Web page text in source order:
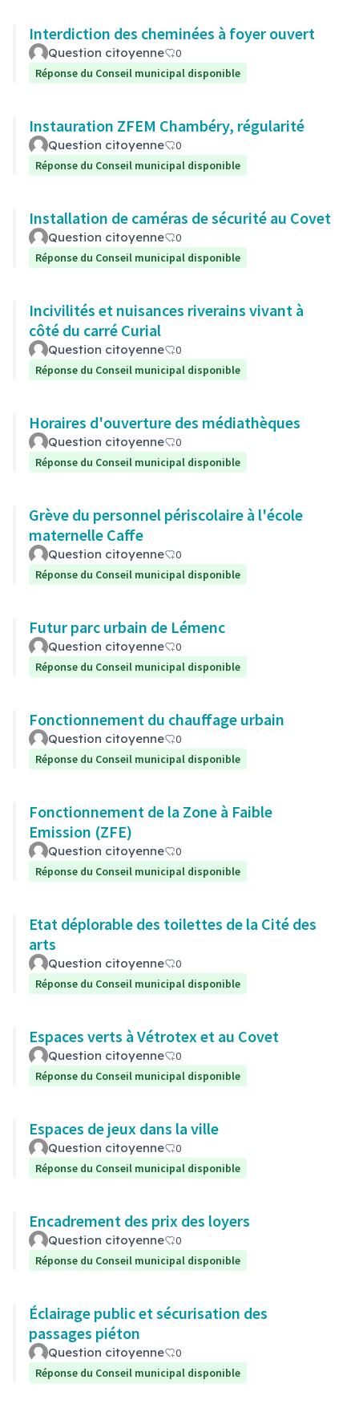
Interdiction des cheminées à foyer ouvert
Question citoyenne
0
Réponse du Conseil municipal disponible
Instauration ZFEM Chambéry, régularité
Question citoyenne
0
Réponse du Conseil municipal disponible
Installation de caméras de sécurité au Covet
Question citoyenne
0
Réponse du Conseil municipal disponible
Incivilités et nuisances riverains vivant à
côté du carré Curial
Question citoyenne
0
Réponse du Conseil municipal disponible
Horaires d'ouverture des médiathèques
Question citoyenne
0
Réponse du Conseil municipal disponible
Grève du personnel périscolaire à l'école
maternelle Caffe
Question citoyenne
0
Réponse du Conseil municipal disponible
Futur parc urbain de Lémenc
Question citoyenne
0
Réponse du Conseil municipal disponible
Fonctionnement du chauffage urbain
Question citoyenne
0
Réponse du Conseil municipal disponible
Fonctionnement de la Zone à Faible
Emission (ZFE)
Question citoyenne
0
Réponse du Conseil municipal disponible
Etat déplorable des toilettes de la Cité des
arts
Question citoyenne
0
Réponse du Conseil municipal disponible
Espaces verts à Vétrotex et au Covet
Question citoyenne
0
Réponse du Conseil municipal disponible
Espaces de jeux dans la ville
Question citoyenne
0
Réponse du Conseil municipal disponible
Encadrement des prix des loyers
Question citoyenne
0
Réponse du Conseil municipal disponible
Éclairage public et sécurisation des
passages piéton
Question citoyenne
0
Réponse du Conseil municipal disponible